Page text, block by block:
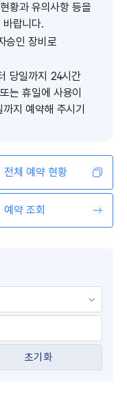
황과 유의사항 등을
랍니다.
승인 장비로
당일까지 24시간
는 휴일에 사용이
지 예약해 주시기
전체 예약 현황
예약 조회
초기화